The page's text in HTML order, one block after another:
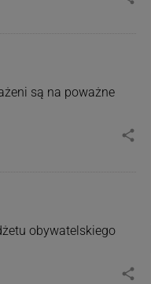
są na poważne
share
obywatelskiego
share